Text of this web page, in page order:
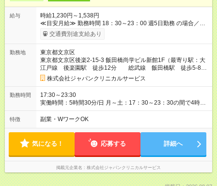
給与
時給1,230円～1,538円
≪目安月給≫ 勤務時間 18：30～23：00 週5⽇勤務 の場合／社
会保険加入 月収：１１６，８６０円 18：30～22：00(時給
1,230円×3.5h)＝4,305円 22：00～23：00(時給1,538円×1h)＝
間あり 試用期間の長さ：2ヶ月 雇用形態、給与は本採用時と同
じです。
交通費別途支給あり
勤務地
東京都文京区
東京都文京区後楽2-15-3 飯田橋尚学ビル新館1F（最寄り駅：大
江戸線 後楽園駅 徒歩12分 総武線 飯田橋駅 徒歩5-8
分）株式会社ジャパンクリニカルサービス
勤務時間
17:30～23:30
実働時間：5時間30分/日 月～土：17：30～23：30の間で4時間
以上勤務できる方 ※場合により残業あり ※土曜日勤務できる方
歓迎 ※1日4時間～ 月～土で週4日以上勤務できる方 ※勤務期
さい。 ※残業代1分単位支給
特徴 副業・WワークOK
気になる！ 応募する 詳細へ
掲載元企業名 株式会社ジャパンクリニカルサービス